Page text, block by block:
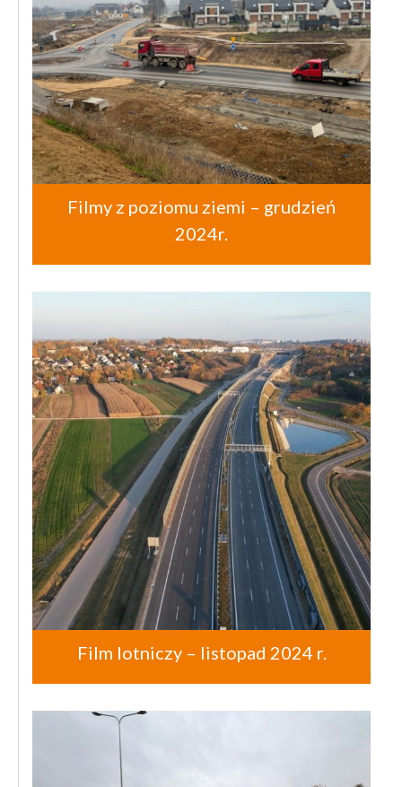
Filmy z poziomu ziemi – grudzień
2024r.
Film lotniczy – listopad 2024 r.